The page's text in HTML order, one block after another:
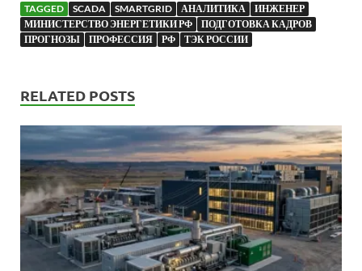
TAGGED SCADA SMARTGRID АНАЛИТИКА
ИНЖЕНЕР
МИНИСТЕРСТВО ЭНЕРГЕТИКИ РФ
ПОДГОТОВКА КАДРОВ
ПРОГНОЗЫ
ПРОФЕССИЯ РФ ТЭК РОССИИ
RELATED POSTS